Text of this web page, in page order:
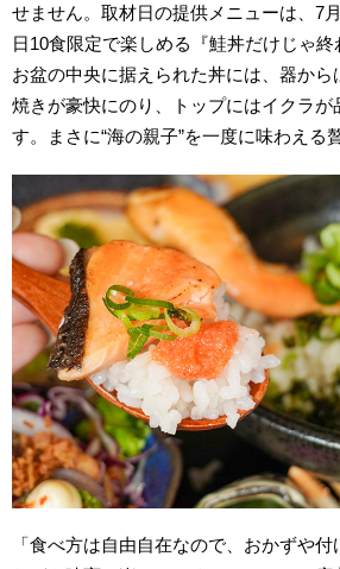
せません。取材日の提供メニューは、7
日10食限定で楽しめる『鮭丼だけじゃ終
お盆の中央に据えられた丼には、器から
焼きが豪快にのり、トップにはイクラが
す。まさに“海の親子”を一度に味わえる
「食べ方は自由自在なので、おかずや